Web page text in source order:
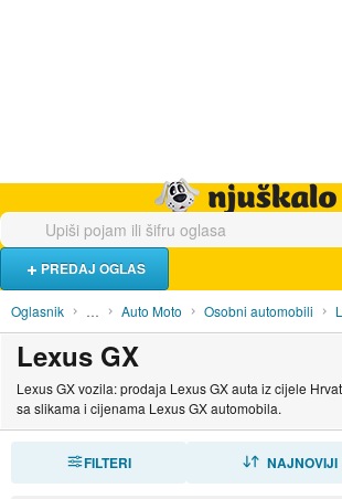
PREDAJ OGLAS
Oglasnik … Auto Moto Osobni automobili
Lexus GX
Lexus GX vozila: prodaja Lexus GX auta iz cijele
sa slikama i cijenama Lexus GX automobila.
FILTERI NAJNOVIJI